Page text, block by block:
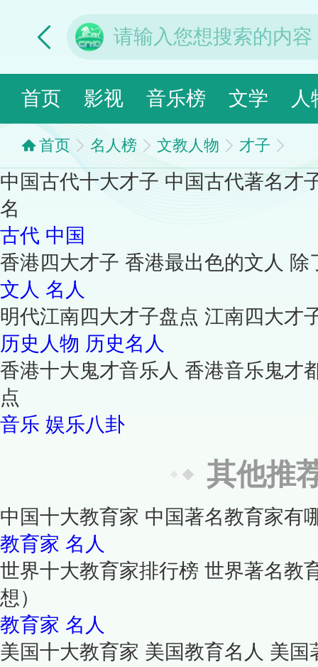
首页 影视 音乐榜 文学 人
首页 名人榜 文教人物 才子
中国古代十大才子 中国古代著名才
名
古代 中国
香港四大才子 香港最出色的文人 除
文人 名人
明代江南四大才子盘点 江南四大才
历史人物 历史名人
香港十大鬼才音乐人 香港音乐鬼才
点
音乐 娱乐八卦
其他推
中国十大教育家 中国著名教育家有
教育家 名人
世界十大教育家排行榜 世界著名教
想）
教育家 名人
美国十大教育家 美国教育名人 美国